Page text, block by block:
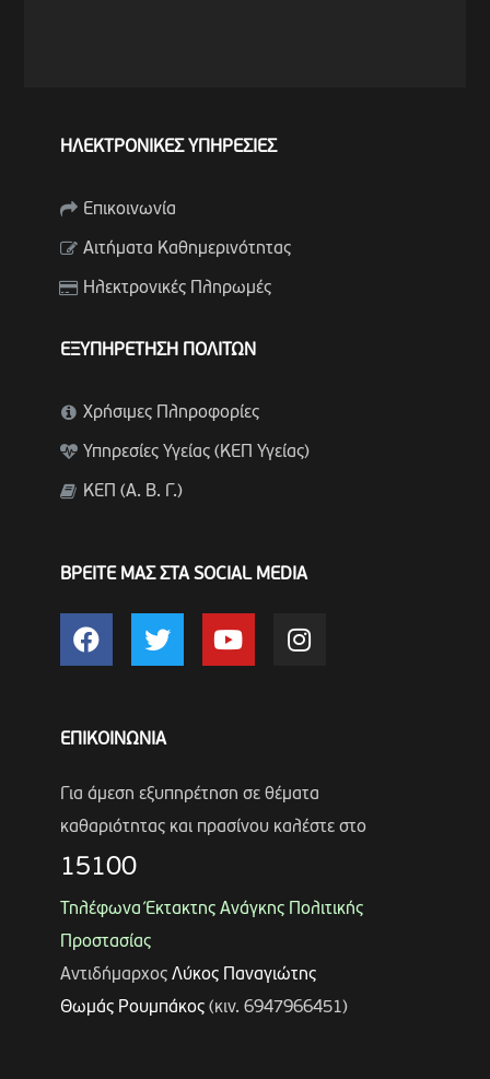
ΗΛΕΚΤΡΟΝΙΚΕΣ ΥΠΗΡΕΣΙΕΣ
Επικοινωνία
Αιτήματα Καθημερινότητας
Ηλεκτρονικές Πληρωμές
ΕΞΥΠΗΡΕΤΗΣΗ ΠΟΛΙΤΩΝ
Χρήσιμες Πληροφορίες
Υπηρεσίες Υγείας (ΚΕΠ Υγείας)
ΚΕΠ (Α. Β. Γ.)
ΒΡΕΙΤΕ ΜΑΣ ΣΤΑ SOCIAL MEDIA
ΕΠΙΚΟΙΝΩΝΙΑ
Για άμεση εξυπηρέτηση σε θέματα
καθαριότητας και πρασίνου καλέστε στο
15100
Τηλέφωνα Έκτακτης Ανάγκης Πολιτικής
Προστασίας
Αντιδήμαρχος Λύκος Παναγιώτης
Θωμάς Ρουμπάκος(κιν. 6947966451)